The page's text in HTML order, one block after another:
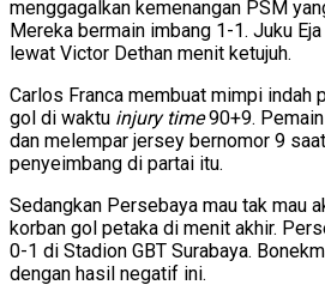
menggagalkan kemenangan PSM
Mereka bermain imbang 1-1. Juku
lewat Victor Dethan menit ketujuh.
Carlos Franca membuat mimpi indah
gol di waktu injury time90+9.
dan melempar jersey bernomor 9
penyeimbang di partai itu.
Sedangkan Persebaya mau tak mau
korban gol petaka di menit akhir.
0-1 di Stadion GBT Surabaya.
dengan hasil negatif ini.